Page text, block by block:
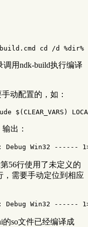
用ndk-build执行编译
动配置的，如：
出：
56行使用了未定义的
需要手动定位到相应
so文件已经编译成